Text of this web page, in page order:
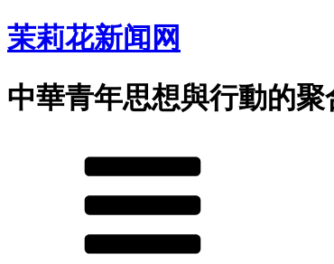
茉莉花新闻网
中華青年思想與行動的聚